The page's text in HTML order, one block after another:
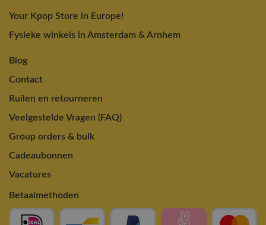
Your Kpop Store in Europe!
Fysieke winkels in Amsterdam & Arnhem
Blog
Contact
Ruilen en retourneren
Veelgestelde Vragen (FAQ)
Group orders & bulk
Cadeaubonnen
Vacatures
Betaalmethoden